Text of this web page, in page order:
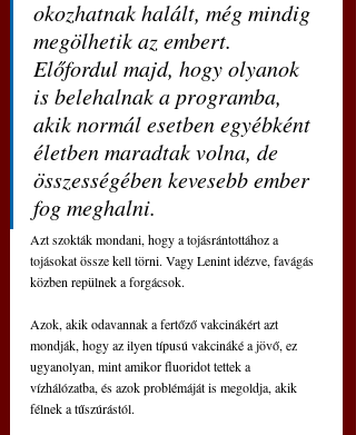
okozhatnak halált, még mindig
megölhetik az embert.
Előfordul majd, hogy olyanok
is belehalnak a programba,
akik normál esetben egyébként
életben maradtak volna, de
összességében kevesebb ember
fog meghalni.
Azt szokták mondani, hogy a tojásrántottához a
tojásokat össze kell törni. Vagy Lenint idézve, favágás
közben repülnek a forgácsok.
Azok, akik odavannak a fertőző vakcinákért azt
mondják, hogy az ilyen típusú vakcináké a jövő, ez
ugyanolyan, mint amikor fluoridot tettek a
vízhálózatba, és azok problémáját is megoldja, akik
félnek a tűszúrástól.